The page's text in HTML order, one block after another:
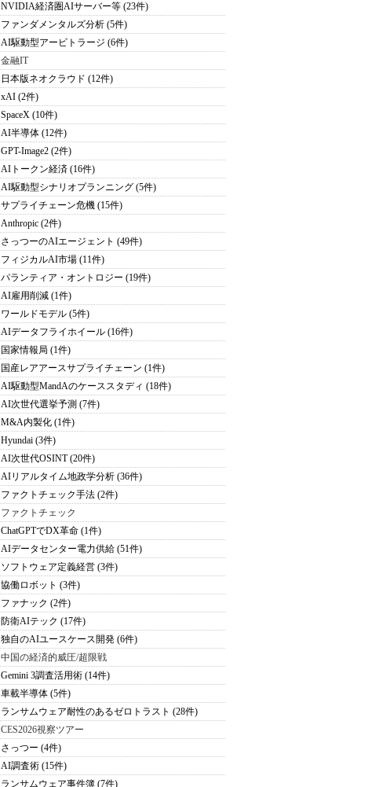
NVIDIA経済圏AIサーバー等 (23件)
ファンダメンタルズ分析 (5件)
AI駆動型アービトラージ (6件)
金融IT
日本版ネオクラウド (12件)
xAI (2件)
SpaceX (10件)
AI半導体 (12件)
GPT-Image2 (2件)
AIトークン経済 (16件)
AI駆動型シナリオプランニング (5件)
サプライチェーン危機 (15件)
Anthropic (2件)
さっつーのAIエージェント (49件)
フィジカルAI市場 (11件)
パランティア・オントロジー (19件)
AI雇用削減 (1件)
ワールドモデル (5件)
AIデータフライホイール (16件)
国家情報局 (1件)
国産レアアースサプライチェーン (1件)
AI駆動型MandAのケーススタディ (18件)
AI次世代選挙予測 (7件)
M&A内製化 (1件)
Hyundai (3件)
AI次世代OSINT (20件)
AIリアルタイム地政学分析 (36件)
ファクトチェック手法 (2件)
ファクトチェック
ChatGPTでDX革命 (1件)
AIデータセンター電力供給 (51件)
ソフトウェア定義経営 (3件)
協働ロボット (3件)
ファナック (2件)
防衛AIテック (17件)
独自のAIユースケース開発 (6件)
中国の経済的威圧/超限戦
Gemini 3調査活用術 (14件)
車載半導体 (5件)
ランサムウェア耐性のあるゼロトラスト (28件)
CES2026視察ツアー
さっつー (4件)
AI調査術 (15件)
ランサムウェア事件簿 (7件)